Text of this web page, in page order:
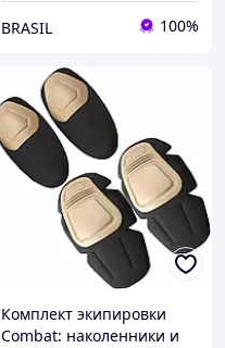
BRASIL 100%
Комплект экипировки
Combat: наколенники и